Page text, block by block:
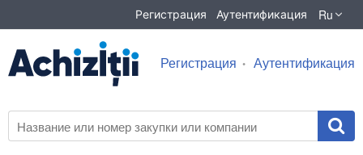
Регистрация Аутентификация Ru
Регистрация Аутентификация